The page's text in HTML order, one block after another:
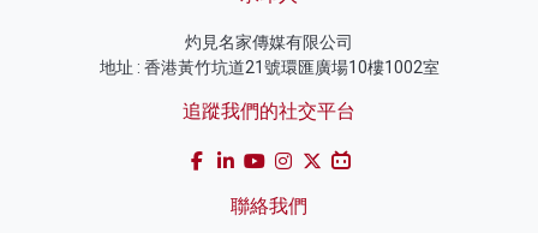
灼見名家傳媒有限公司
地址 : 香港黃竹坑道21號環匯廣場10樓1002室
追蹤我們的社交平台
聯絡我們